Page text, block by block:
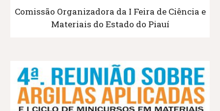
Comissão Organizadora da I Feira de Ciência e
Materiais do Estado do Piauí